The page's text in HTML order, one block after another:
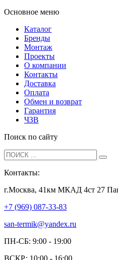
Основное меню
Каталог
Бренды
Монтаж
Проекты
О компании
Контакты
Доставка
Оплата
Обмен и возврат
Гарантия
ЧЗВ
Поиск по сайту
Контакты:
г.Москва, 41км МКАД 4ст 27
+7 (969) 087-33-83
san-termik@yandex.ru
ПН-СБ: 9:00 - 19:00